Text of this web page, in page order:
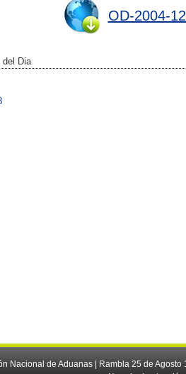
OD-2004-
del Dia
Nacional de Aduanas | Rambla 25 de